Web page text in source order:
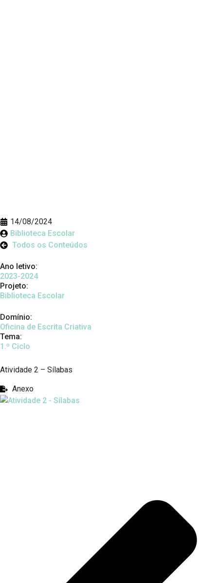
14/08/2024
Biblioteca Escolar
Todos os Conteúdos
Ano letivo:
2023-2024
Projeto:
Biblioteca Escolar
Domínio:
Oficina de Escrita Criativa
Tema:
1.º Ciclo
Atividade 2 – Sílabas
Anexo